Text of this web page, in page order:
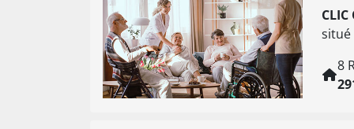
CLIC
8